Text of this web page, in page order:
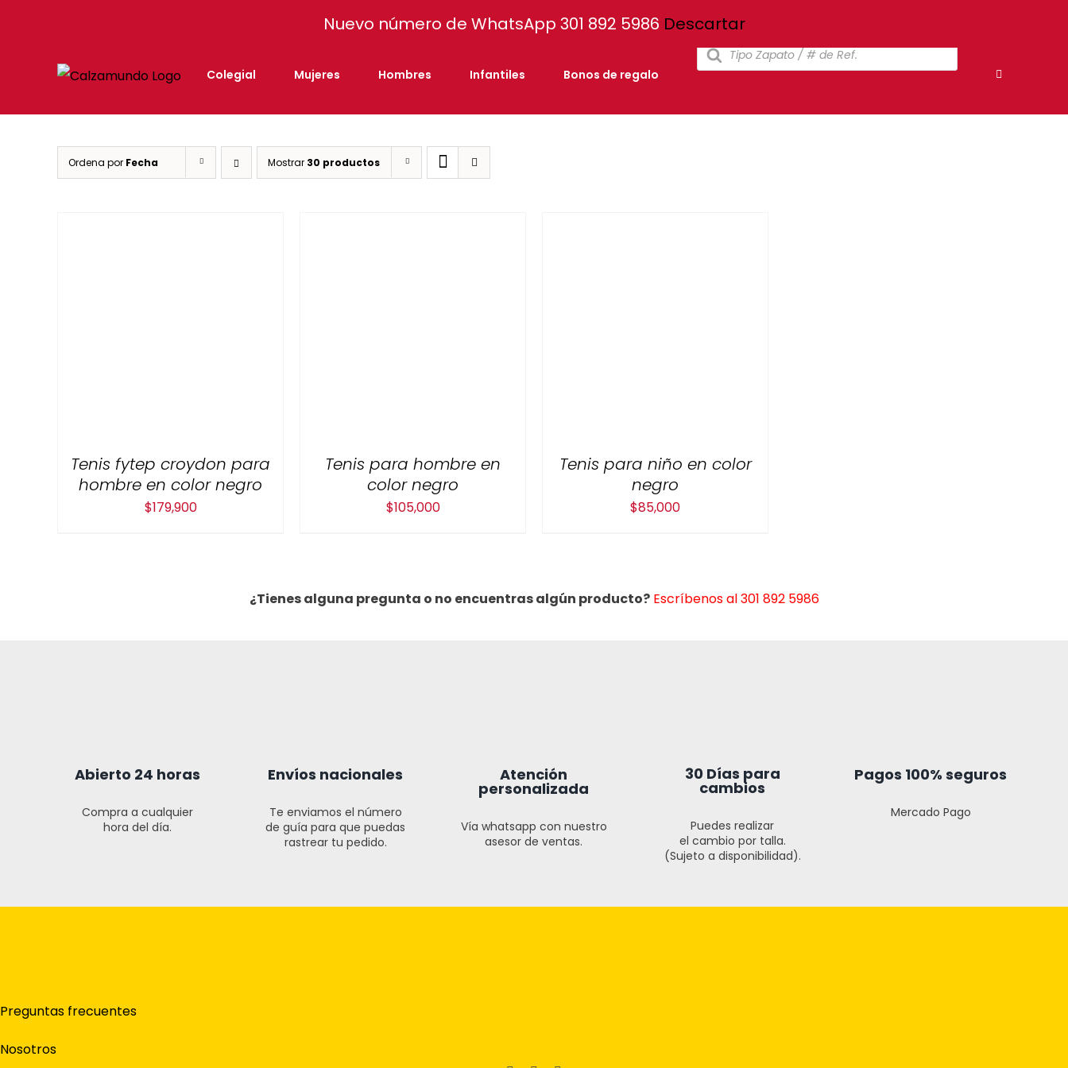
Nuevo número de WhatsApp 301 892 5986 DescartarInicio
Colegial Mujeres Hombres Infantiles Bonos de regalo
Búsqueda
de
productos
Ordena por Fecha Mostrar 30 productos
Tenis fytep croydon para
hombre en color negro
$179,900
Tenis para hombre en
color negro
$105,000
Tenis para niño en color
negro
$85,000
¿Tienes alguna pregunta o no encuentras algún producto? Escríbenos al 301 892 5986
Abierto 24 horas
Compra a cualquier
hora del día.
Envíos nacionales
Te enviamos el número
de guía para que puedas
rastrear tu pedido.
Atención
personalizada
Vía whatsapp con nuestro
asesor de ventas.
30 Días para
cambios
Puedes realizar
el cambio por talla.
(Sujeto a disponibilidad).
Pagos 100% seguros
Mercado Pago
Preguntas frecuentes
Nosotros